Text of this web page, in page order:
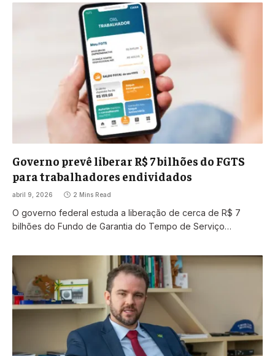
Governo prevê liberar R$ 7 bilhões do FGTS
para trabalhadores endividados
abril 9, 2026 2 Mins Read
O governo federal estuda a liberação de cerca de R$ 7
bilhões do Fundo de Garantia do Tempo de Serviço…